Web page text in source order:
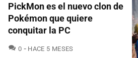
PickMon es el nuevo clon de
Pokémon que quiere
conquitar la PC
0 COMENTARIOS
HACE 5 MESES